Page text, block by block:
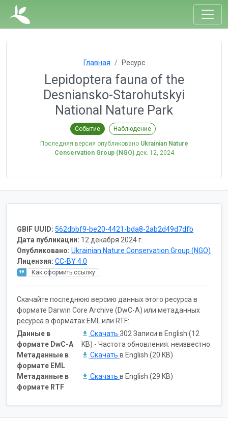
Главная Ресурс
Lepidoptera fauna of the
Desniansko-Starohutskyi
National Nature Park
Событие Наблюдение
Последняя версия опубликовано Ukrainian Nature
Conservation Group (NGO) дек. 12, 2024
GBIF UUID: 562dbbf9-be20-4421-bda8-2ab2d49d7dfb
Дата публикации: 12 декабря 2024 г.
Опубликовано: Ukrainian Nature Conservation Group (NGO)
Лицензия: CC-BY 4.0
Как оформить ссылку
Скачайте последнюю версию данных этого ресурса в
формате Darwin Core Archive (DwC-A) или метаданных
ресурса в форматах EML или RTF:
Данные в
формате DwC-A
Скачать 302 Записи в English (12
KB) - Частота обновления: неизвестно
Метаданные в
формате EML
Скачать в English (20 KB)
Метаданные в
формате RTF
Скачать в English (29 KB)